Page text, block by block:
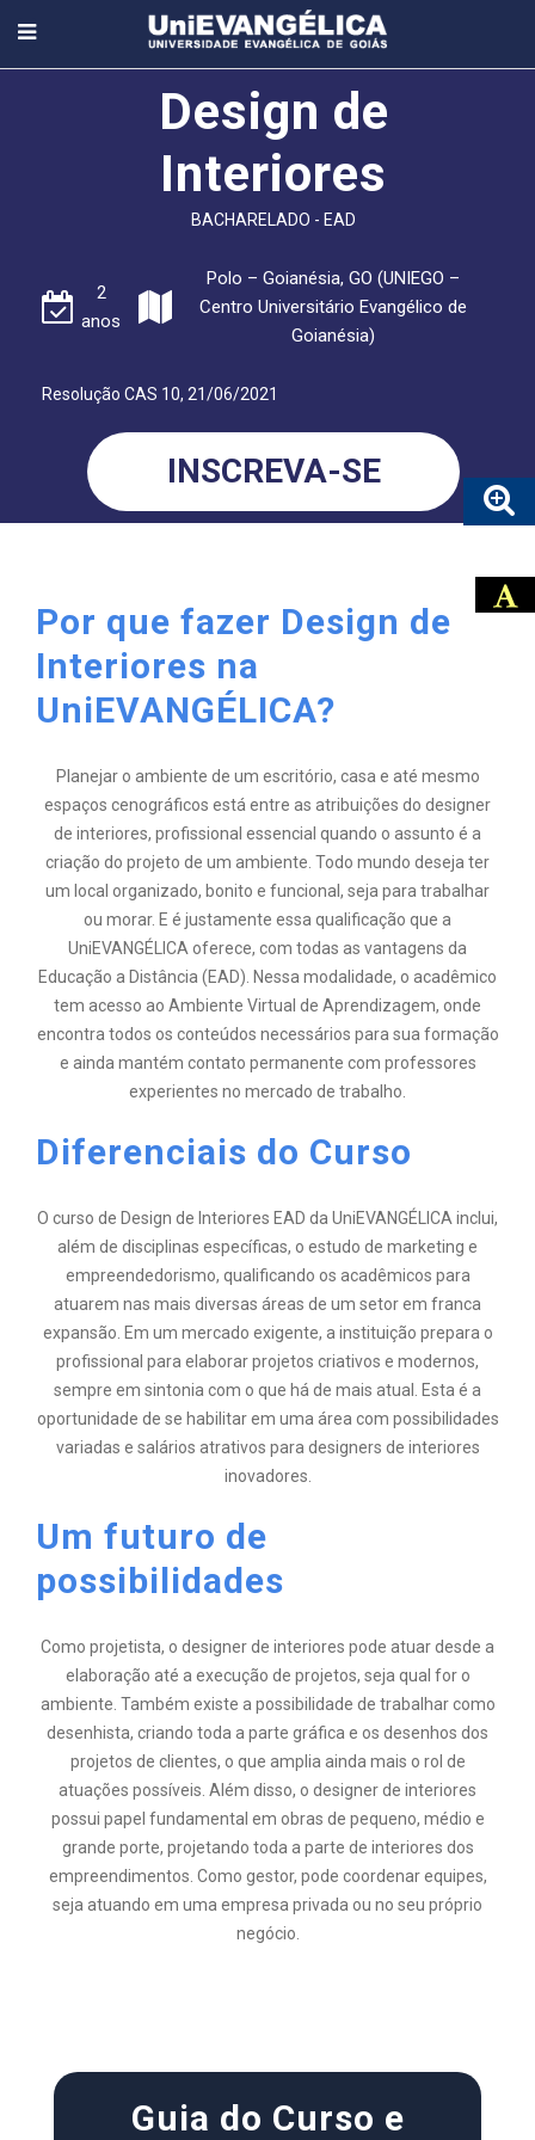
Design de
Interiores
BACHARELADO - EAD
2
anos
Polo – Goianésia, GO (UNIEGO –
Centro Universitário Evangélico de
Goianésia)
Resolução CAS 10, 21/06/2021
INSCREVA-SE
Por que fazer Design de
Interiores na
UniEVANGÉLICA?
Planejar o ambiente de um escritório, casa e até mesmo
espaços cenográficos está entre as atribuições do designer
de interiores, profissional essencial quando o assunto é a
criação do projeto de um ambiente. Todo mundo deseja ter
um local organizado, bonito e funcional, seja para trabalhar
ou morar. E é justamente essa qualificação que a
UniEVANGÉLICA oferece, com todas as vantagens da
Educação a Distância (EAD). Nessa modalidade, o acadêmico
tem acesso ao Ambiente Virtual de Aprendizagem, onde
encontra todos os conteúdos necessários para sua formação
e ainda mantém contato permanente com professores
experientes no mercado de trabalho.
Diferenciais do Curso
O curso de Design de Interiores EAD da UniEVANGÉLICA inclui,
além de disciplinas específicas, o estudo de marketing e
empreendedorismo, qualificando os acadêmicos para
atuarem nas mais diversas áreas de um setor em franca
expansão. Em um mercado exigente, a instituição prepara o
profissional para elaborar projetos criativos e modernos,
sempre em sintonia com o que há de mais atual. Esta é a
oportunidade de se habilitar em uma área com possibilidades
variadas e salários atrativos para designers de interiores
inovadores.
Um futuro de
possibilidades
Como projetista, o designer de interiores pode atuar desde a
elaboração até a execução de projetos, seja qual for o
ambiente. Também existe a possibilidade de trabalhar como
desenhista, criando toda a parte gráfica e os desenhos dos
projetos de clientes, o que amplia ainda mais o rol de
atuações possíveis. Além disso, o designer de interiores
possui papel fundamental em obras de pequeno, médio e
grande porte, projetando toda a parte de interiores dos
empreendimentos. Como gestor, pode coordenar equipes,
seja atuando em uma empresa privada ou no seu próprio
negócio.
Guia do Curso e